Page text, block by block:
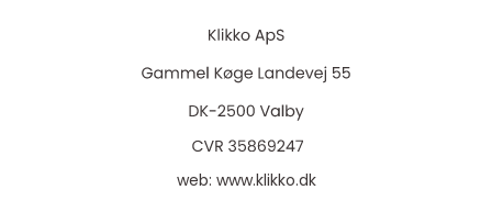
web: www.klikko.dk